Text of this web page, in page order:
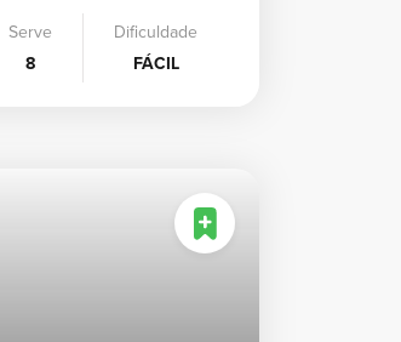
Serve
8
Dificuldade
FÁCIL